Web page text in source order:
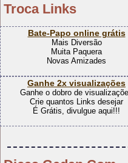
Troca Links
Bate-Papo online grátis
Mais Diversão
Muita Paquera
Novas Amizades
Ganhe 2x visualizações
Ganhe o dobro de
Crie quantos Links desejar
É Grátis, divulgue aqui!!!